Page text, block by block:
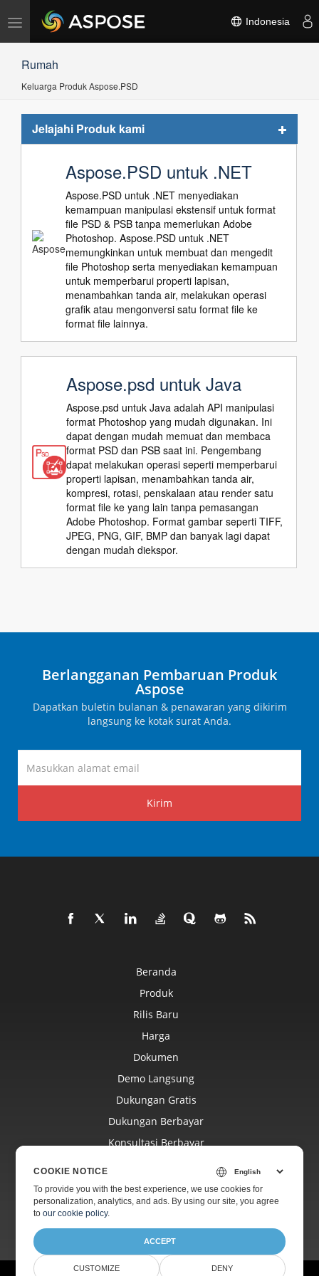
Alihkan
navigasi
Indonesia
Rumah
Keluarga Produk Aspose.PSD
Jelajahi Produk kami
Toggle
Aspose.PSD untuk .NET
Aspose.PSD untuk .NET menyediakan
kemampuan manipulasi ekstensif untuk format
file PSD & PSB tanpa memerlukan Adobe
Photoshop. Aspose.PSD untuk .NET
memungkinkan untuk membuat dan mengedit
file Photoshop serta menyediakan kemampuan
untuk memperbarui properti lapisan,
menambahkan tanda air, melakukan operasi
grafik atau mengonversi satu format file ke
format file lainnya.
Aspose.psd untuk Java
Aspose.psd untuk Java adalah API manipulasi
format Photoshop yang mudah digunakan. Ini
dapat dengan mudah memuat dan membaca
format PSD dan PSB saat ini. Pengembang
dapat melakukan operasi seperti memperbarui
properti lapisan, menambahkan tanda air,
kompresi, rotasi, penskalaan atau render satu
format file ke yang lain tanpa pemasangan
Adobe Photoshop. Format gambar seperti TIFF,
JPEG, PNG, GIF, BMP dan banyak lagi dapat
dengan mudah diekspor.
Berlangganan Pembaruan Produk
Aspose
Dapatkan buletin bulanan & penawaran yang dikirim
langsung ke kotak surat Anda.
Kirim
Beranda
Produk
Rilis Baru
Harga
Dokumen
Demo Langsung
Dukungan Gratis
Dukungan Berbayar
Konsultasi Berbayar
Situs Web
Tentang
COOKIE NOTICE
To provide you with the best experience, we use cookies for
personalization, analytics, and ads. By using our site, you agree
toour cookie policy.
ACCEPT
CUSTOMIZE DENY